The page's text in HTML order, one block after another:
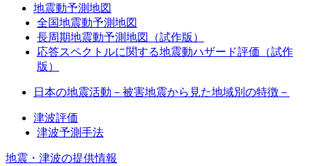
地震動予測地図
全国地震動予測地図
長周期地震動予測地図（試作版）
応答スペクトルに関する地震動ハザード評価（試作
版）
日本の地震活動－被害地震から見た地域別の特徴－
津波評価
津波予測手法
地震・津波の提供情報